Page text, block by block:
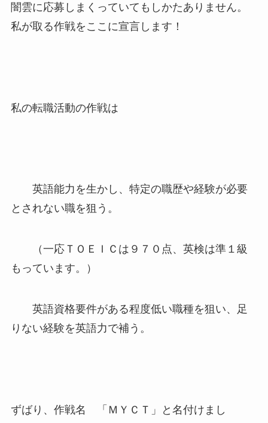
闇雲に応募しまくっていてもしかたありません。
私が取る作戦をここに宣言します！
私の転職活動の作戦は
英語能力を生かし、特定の職歴や経験が必要
とされない職を狙う。
（一応ＴＯＥＩＣは９７０点、英検は準１級
もっています。）
英語資格要件がある程度低い職種を狙い、足
りない経験を英語力で補う。
ずばり、作戦名 「ＭＹＣＴ」と名付けまし